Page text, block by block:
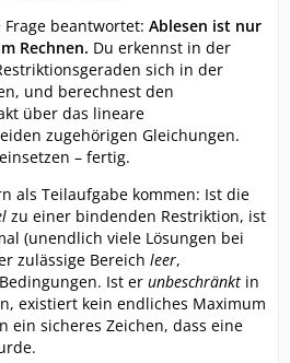
beantwortet: Ablesen ist nur
Rechnen. Du erkennst in der
sich in der
und berechnest den
über das lineare
zugehörigen Gleichungen.
– fertig.
als Teilaufgabe kommen: Ist die
zu einer bindenden Restriktion, ist
(unendlich viele Lösungen bei
zulässige Bereich leer,
Ist er unbeschränkt in
existiert kein endliches Maximum
ein sicheres Zeichen, dass eine